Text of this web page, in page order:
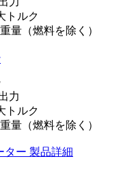
トルク
量（燃料を除く）
力
トルク
量（燃料を除く）
ター 製品詳細